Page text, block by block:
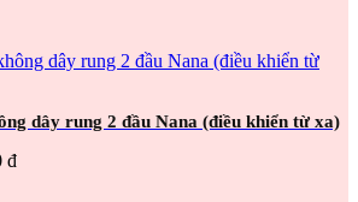
dây rung 2 đầu Nana (điều khiển từ xa)
đ